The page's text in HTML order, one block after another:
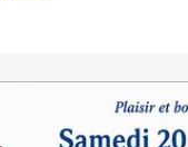
favoris